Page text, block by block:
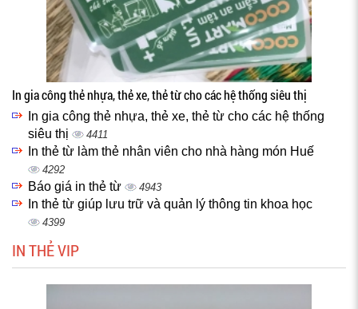
In gia công thẻ nhựa, thẻ xe, thẻ từ cho các hệ thống siêu thị
In gia công thẻ nhựa, thẻ xe, thẻ từ cho các hệ thống
siêu thị
4411
In thẻ từ làm thẻ nhân viên cho nhà hàng món Huế
4292
Báo giá in thẻ từ 4943
In thẻ từ giúp lưu trữ và quản lý thông tin khoa học
4399
IN THẺ VIP